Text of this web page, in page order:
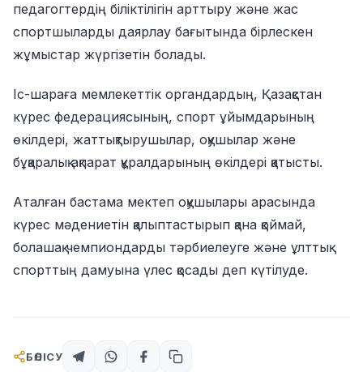
педагогтердің біліктілігін арттыру және жас
спортшыларды даярлау бағытында бірлескен
жұмыстар жүргізетін болады.
Іс-шараға мемлекеттік органдардың, Қазақстан
күрес федерациясының, спорт ұйымдарының
өкілдері, жаттықтырушылар, оқушылар және
бұқаралық ақпарат құралдарының өкілдері қатысты.
Аталған бастама мектеп оқушылары арасында
күрес мәдениетін қалыптастырып қана қоймай,
болашақ чемпиондарды тәрбиелеуге және ұлттық
спорттың дамуына үлес қосады деп күтілуде.
БӨЛІСУ